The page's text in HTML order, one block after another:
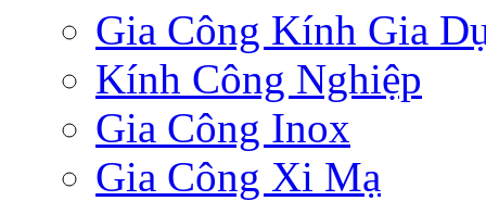
Gia Công Kính Gia
Kính Công Nghiệp
Gia Công Inox
Gia Công Xi Mạ